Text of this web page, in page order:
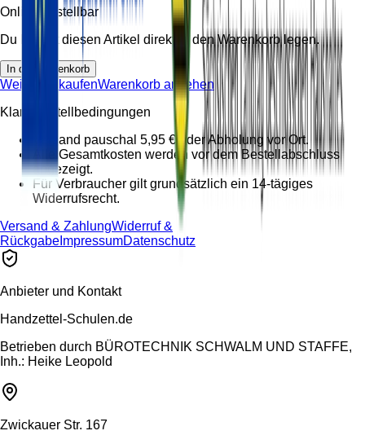
Online bestellbar
Du kannst diesen Artikel direkt in den Warenkorb legen.
In den Warenkorb
Weiter einkaufenWarenkorb ansehen
Klare Bestellbedingungen
Versand pauschal 5,95 € oder Abholung vor Ort.
Alle Gesamtkosten werden vor dem Bestellabschluss
angezeigt.
Für Verbraucher gilt grundsätzlich ein 14-tägiges
Widerrufsrecht.
Versand & ZahlungWiderruf &
Rückgabe ImpressumDatenschutz
Anbieter und Kontakt
Handzettel-Schulen.de
Betrieben durch BÜROTECHNIK SCHWALM UND STAFFE,
Inh.: Heike Leopold
Zwickauer Str. 167